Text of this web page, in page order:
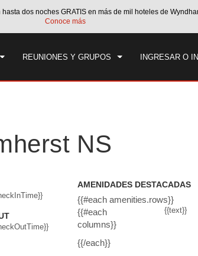
hasta dos noches GRATIS en más de mil hoteles de
Conoce más
REUNIONES Y GRUPOS INGRESAR O
CHECK OUT
DOM, 09 AGO 2026
NS
AMENIDADES DESTACADAS
{{#each amenities.rows}}
{{#each
columns}}
{{text}}
{{/each}}